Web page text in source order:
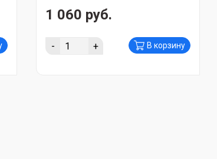
1 060 руб.
- + В корзину